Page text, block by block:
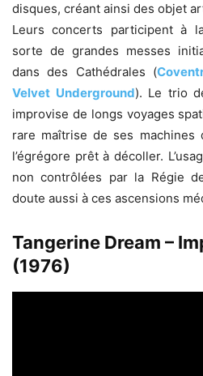
disques, créant ainsi des objet
Leurs concerts participent à
sorte de grandes messes
dans des Cathédrales (
Velvet Underground). Le trio
improvise de longs voyages
rare maîtrise de ses machines
l’égrégore prêt à décoller.
non contrôlées par la Régie
doute aussi à ces ascensions
Tangerine Dream –
(1976)